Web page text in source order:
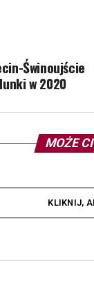
Świnoujście
w 2020
MOŻE
KLIKNIJ,